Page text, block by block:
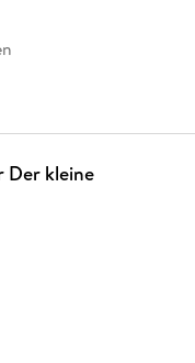
Der kleine